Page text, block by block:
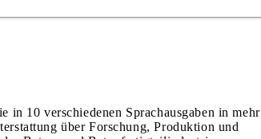
10 verschiedenen Sprachausgaben in mehr
über Forschung, Produktion und